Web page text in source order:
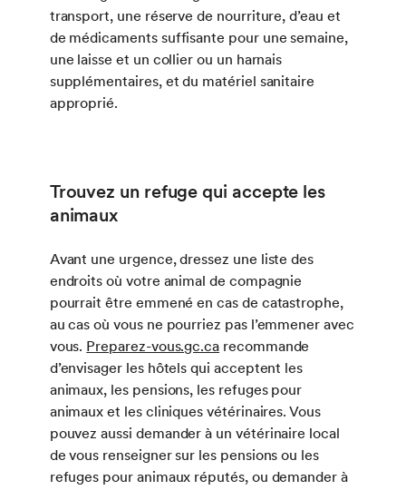
transport, une réserve de nourriture, d’eau et
de médicaments suffisante pour une semaine,
une laisse et un collier ou un harnais
supplémentaires, et du matériel sanitaire
approprié.
Trouvez un refuge qui accepte les
animaux
Avant une urgence, dressez une liste des
endroits où votre animal de compagnie
pourrait être emmené en cas de catastrophe,
au cas où vous ne pourriez pas l’emmener avec
vous. Preparez-vous.gc.ca recommande
d’envisager les hôtels qui acceptent les
animaux, les pensions, les refuges pour
animaux et les cliniques vétérinaires. Vous
pouvez aussi demander à un vétérinaire local
de vous renseigner sur les pensions ou les
refuges pour animaux réputés, ou demander à